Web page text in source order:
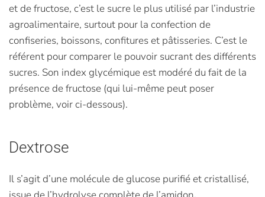
et de fructose, c’est le sucre le plus utilisé par l’industrie
agroalimentaire, surtout pour la confection de
confiseries, boissons, confitures et pâtisseries. C’est le
référent pour comparer le pouvoir sucrant des différents
sucres. Son index glycémique est modéré du fait de la
présence de fructose (qui lui-même peut poser
problème, voir ci-dessous).
Dextrose
Il s’agit d’une molécule de glucose purifié et cristallisé,